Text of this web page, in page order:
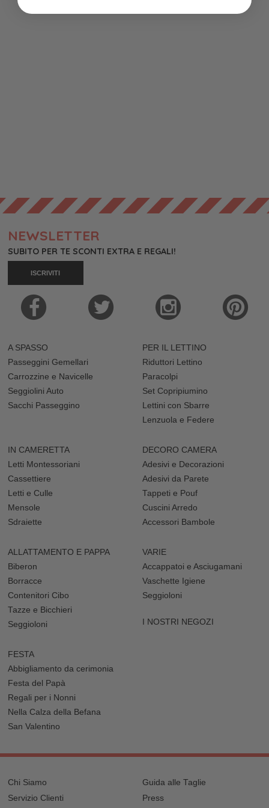
NEWSLETTER
SUBITO PER TE SCONTI EXTRA E REGALI!
ISCRIVITI
A SPASSO
Passeggini Gemellari
Carrozzine e Navicelle
Seggiolini Auto
Sacchi Passeggino
PER IL LETTINO
Riduttori Lettino
Paracolpi
Set Copripiumino
Lettini con Sbarre
Lenzuola e Federe
IN CAMERETTA
Letti Montessoriani
Cassettiere
Letti e Culle
Mensole
Sdraiette
DECORO CAMERA
Adesivi e Decorazioni
Adesivi da Parete
Tappeti e Pouf
Cuscini Arredo
Accessori Bambole
ALLATTAMENTO E PAPPA
Biberon
Borracce
Contenitori Cibo
Tazze e Bicchieri
Seggioloni
VARIE
Accappatoi e Asciugamani
Vaschette Igiene
Seggioloni
I NOSTRI NEGOZI
FESTA
Abbigliamento da cerimonia
Festa del Papà
Regali per i Nonni
Nella Calza della Befana
San Valentino
Chi Siamo
Servizio Clienti
Guida alle Taglie
Press